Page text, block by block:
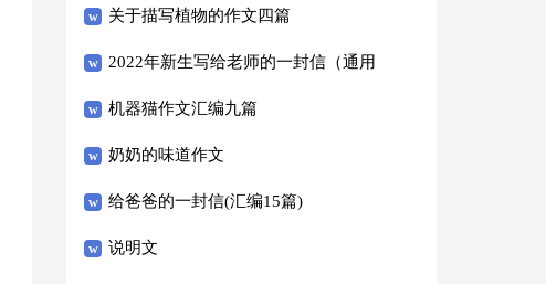
关于描写植物的作文四篇
2022年新生写给老师的一封信（通用
8篇）
机器猫作文汇编九篇
奶奶的味道作文
给爸爸的一封信(汇编15篇)
说明文